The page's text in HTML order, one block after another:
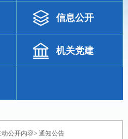
信息公开
机关党建
公开内容> 通知公告